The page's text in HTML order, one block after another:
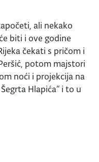
ali nekako
biti i ove godine
čekati s pričom i
potom majstori
noći i projekcija na
Hlapića” i to u